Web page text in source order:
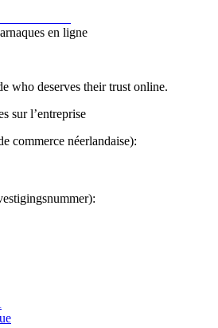
en ligne
who deserves their trust online.
sur l’entreprise
commerce néerlandaise):
: